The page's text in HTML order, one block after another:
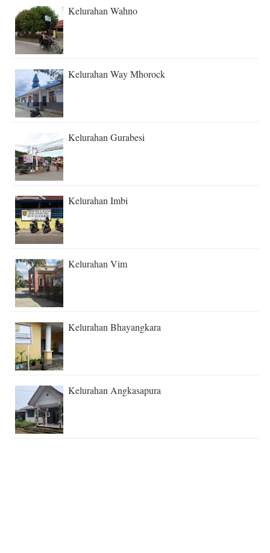
Kelurahan Wahno
Kelurahan Way Mhorock
Kelurahan Gurabesi
Kelurahan Imbi
Kelurahan Vim
Kelurahan Bhayangkara
Kelurahan Angkasapura